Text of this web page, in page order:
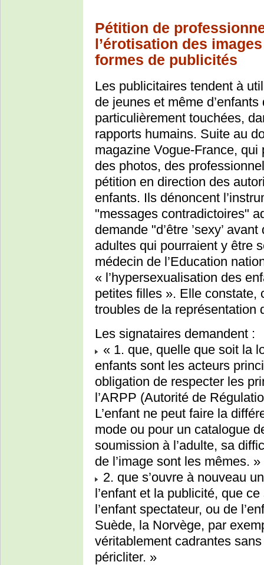
Pétition de
l’érotisation des
formes de publicités
Les publicitaires tendent à
de jeunes et même
particulièrement touchées,
rapports humains. Suite au
magazine Vogue-France,
des photos, des
pétition en direction des
enfants. Ils dénoncent
"messages contradictoires"
demande "d’être ’sexy’
adultes qui pourraient y être
médecin de l’Education
« l’hypersexualisation des
petites filles ». Elle constate,
troubles de la représentation
Les signataires demandent :
« 1. que, quelle que soit la
enfants sont les acteurs
obligation de respecter les
l’ARPP (Autorité de
L’enfant ne peut faire la
mode ou pour un catalogue
soumission à l’adulte, sa
de l’image sont les mêmes. »
2. que s’ouvre à nouveau
l’enfant et la publicité, que
l’enfant spectateur, ou de
Suède, la Norvège, par
véritablement cadrantes
péricliter. »